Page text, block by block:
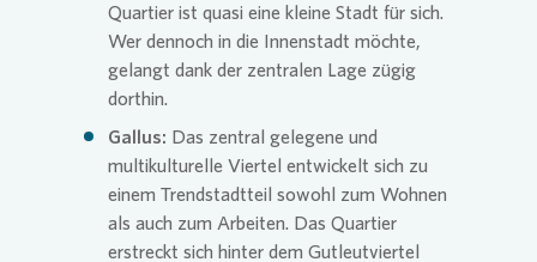
Quartier ist quasi eine kleine Stadt für sich.
Wer dennoch in die Innenstadt möchte,
gelangt dank der zentralen Lage zügig
dorthin.
Gallus: Das zentral gelegene und
multikulturelle Viertel entwickelt sich zu
einem Trendstadtteil sowohl zum Wohnen
als auch zum Arbeiten. Das Quartier
erstreckt sich hinter dem Gutleutviertel